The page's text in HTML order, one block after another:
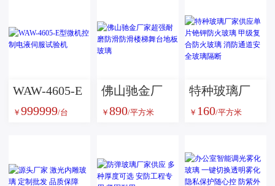
WAW-4605-E
型微机控制
￥ 999999/台
佛山驰金厂
家超强耐磨
玻璃
￥ 890/平方米
特种玻璃厂
家供应单片
璃 甲级复合
防火玻璃 消
￥ 160/平方米